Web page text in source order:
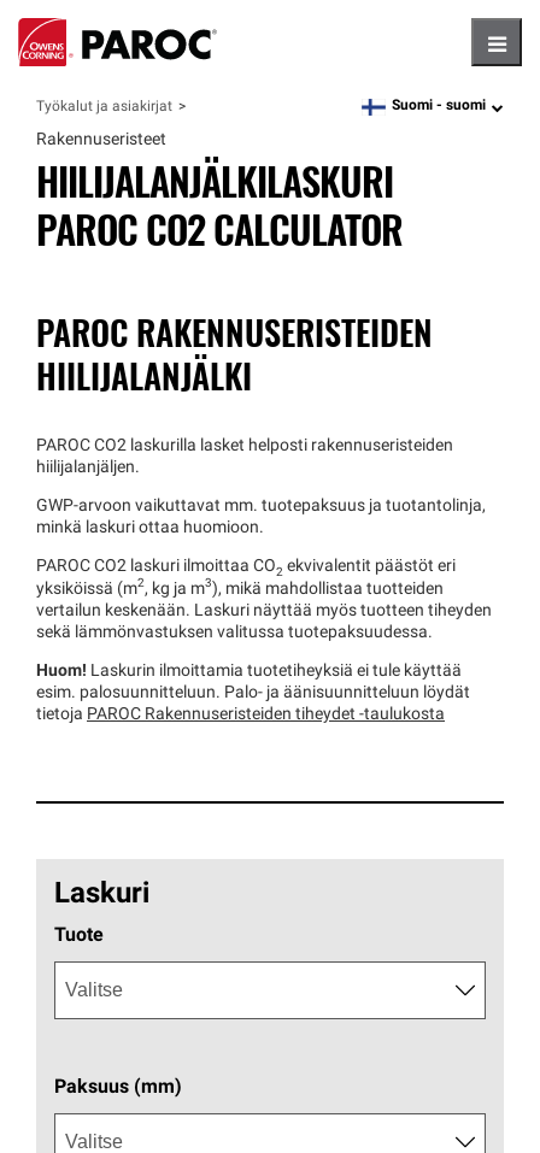
Työkalut ja asiakirjat language
Suomi - suomi
Rakennuseristeet
HIILIJALANJÄLKILASKURI
PAROC CO2 CALCULATOR
PAROC RAKENNUSERISTEIDEN
HIILIJALANJÄLKI
PAROC CO2 laskurilla lasket helposti rakennuseristeiden
hiilijalanjäljen.
GWP-arvoon vaikuttavat mm. tuotepaksuus ja tuotantolinja,
minkä laskuri ottaa huomioon.
PAROC CO2 laskuri ilmoittaa CO2 ekvivalentit päästöt eri
yksiköissä (m2, kg ja m3), mikä mahdollistaa tuotteiden
vertailun keskenään. Laskuri näyttää myös tuotteen tiheyden
sekä lämmönvastuksen valitussa tuotepaksuudessa.
Huom! Laskurin ilmoittamia tuotetiheyksiä ei tule käyttää
esim. palosuunnitteluun. Palo- ja äänisuunnitteluun löydät
tietoja PAROC Rakennuseristeiden tiheydet -taulukosta
Laskuri
Tuote
Paksuus (mm)